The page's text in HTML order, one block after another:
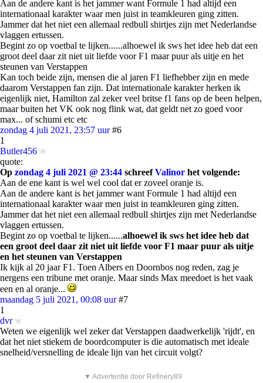
Aan de andere kant is het jammer want Formule 1 had altijd een
internationaal karakter waar men juist in teamkleuren ging zitten.
Jammer dat het niet een allemaal redbull shirtjes zijn met Nederlandse
vlaggen ertussen.
Begint zo op voetbal te lijken......alhoewel ik sws het idee heb dat een
groot deel daar zit niet uit liefde voor F1 maar puur als uitje en het
steunen van Verstappen
Kan toch beide zijn, mensen die al jaren F1 liefhebber zijn en mede
daarom Verstappen fan zijn. Dat internationale karakter herken ik
eigenlijk niet, Hamilton zal zeker veel britse f1 fans op de been helpen,
maar buiten het VK ook nog flink wat, dat geldt net zo goed voor
max... of schumi etc etc
zondag 4 juli 2021, 23:57 uur #6
1
Butler456
quote:
Op zondag 4 juli 2021 @ 23:44 schreefValinor het volgende:
Aan de ene kant is wel wel cool dat er zoveel oranje is.
Aan de andere kant is het jammer want Formule 1 had altijd een
internationaal karakter waar men juist in teamkleuren ging zitten.
Jammer dat het niet een allemaal redbull shirtjes zijn met Nederlandse
vlaggen ertussen.
Begint zo op voetbal te lijken......alhoewel ik sws het idee heb dat
een groot deel daar zit niet uit liefde voor F1 maar puur als uitje
en het steunen van Verstappen
Ik kijk al 20 jaar F1. Toen Albers en Doornbos nog reden, zag je
nergens een tribune met oranje. Maar sinds Max meedoet is het vaak
een en al oranje...
maandag 5 juli 2021, 00:08 uur #7
1
dvr
Weten we eigenlijk wel zeker dat Verstappen daadwerkelijk 'rijdt', en
dat het niet stiekem de boordcomputer is die automatisch met ideale
snelheid/versnelling de ideale lijn van het circuit volgt?
▼ Advertentie door Refinery89